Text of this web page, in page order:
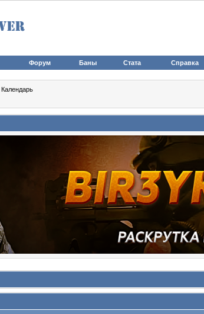
Форум Баны Стата Справка
Календарь